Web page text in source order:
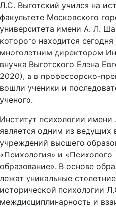
Л.С. Выготский учился на
факультете Московского
университета имени А. Л.
которого находится
многолетним директором
внучка Выготского Елена
2020), а в профессорско-
вошли ученики и
ученого.
Институт психологии имени
является одним из ведущих
учреждений высшего
«Психология» и
образование». В основе
лежат уникальные
исторической психологии
междисциплинарность и